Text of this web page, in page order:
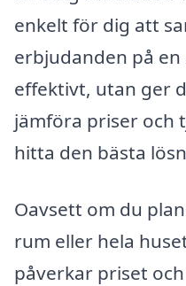
enkelt för dig att
erbjudanden på
effektivt, utan ger
jämföra priser och
hitta den bästa
Oavsett om du
rum eller hela
påverkar priset